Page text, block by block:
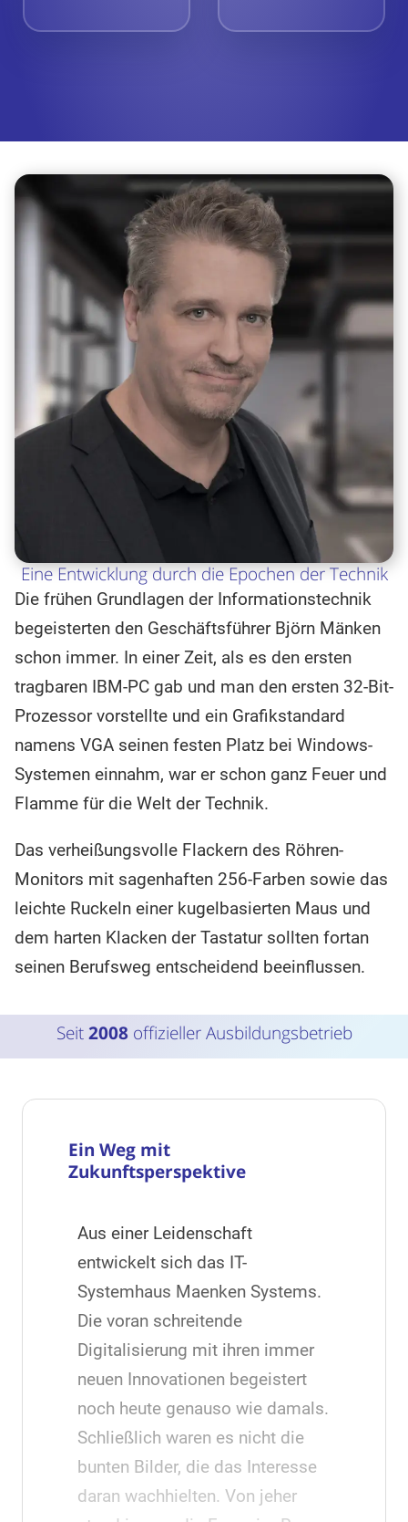
Eine Entwicklung durch die Epochen der Technik
Die frühen Grundlagen der Informationstechnik
begeisterten den Geschäftsführer Björn Mänken
schon immer. In einer Zeit, als es den ersten
tragbaren IBM-PC gab und man den ersten 32-Bit-
Prozessor vorstellte und ein Grafikstandard
namens VGA seinen festen Platz bei Windows-
Systemen einnahm, war er schon ganz Feuer und
Flamme für die Welt der Technik.
Das verheißungsvolle Flackern des Röhren-
Monitors mit sagenhaften 256-Farben sowie das
leichte Ruckeln einer kugelbasierten Maus und
dem harten Klacken der Tastatur sollten fortan
seinen Berufsweg entscheidend beeinflussen.
Seit 2008 offizieller Ausbildungsbetrieb
Ein Weg mit
Zukunftsperspektive
Aus einer Leidenschaft
entwickelt sich das IT-
Systemhaus Maenken Systems.
Die voran schreitende
Digitalisierung mit ihren immer
neuen Innovationen begeistert
noch heute genauso wie damals.
Schließlich waren es nicht die
bunten Bilder, die das Interesse
daran wachhielten. Von jeher